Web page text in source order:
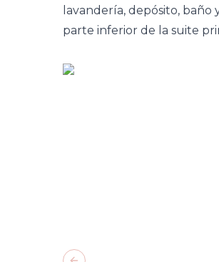
lavandería, depósito, baño
parte inferior de la suite